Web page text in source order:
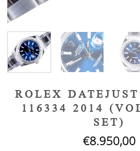
ROLEX
116334 2014
SET)
€8.950,00